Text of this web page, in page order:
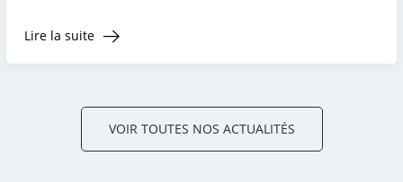
Lire la suite
VOIR TOUTES NOS ACTUALITÉS